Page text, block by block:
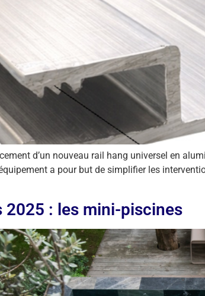
d’un nouveau rail hang universel en
a pour but de simplifier les
2025 : les mini-piscines